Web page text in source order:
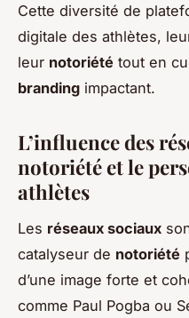
Cette diversité de
digitale des athlètes,
leur notoriété tout en
branding impactant.
L’influence des
notoriété et le
athlètes
Les réseaux sociaux
catalyseur de notoriété
d’une image forte et
comme Paul Pogba ou